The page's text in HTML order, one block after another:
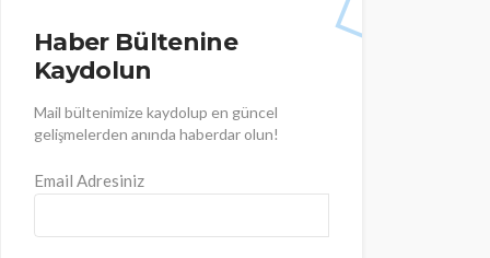
Haber Bültenine
Kaydolun
Mail bültenimize kaydolup en güncel
gelişmelerden anında haberdar olun!
Email Adresiniz